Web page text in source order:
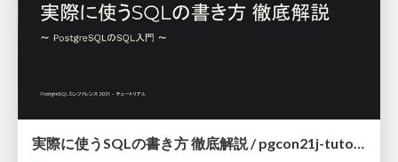
実際に使うSQLの書き方 徹底解説 / pgcon21j-tutorial